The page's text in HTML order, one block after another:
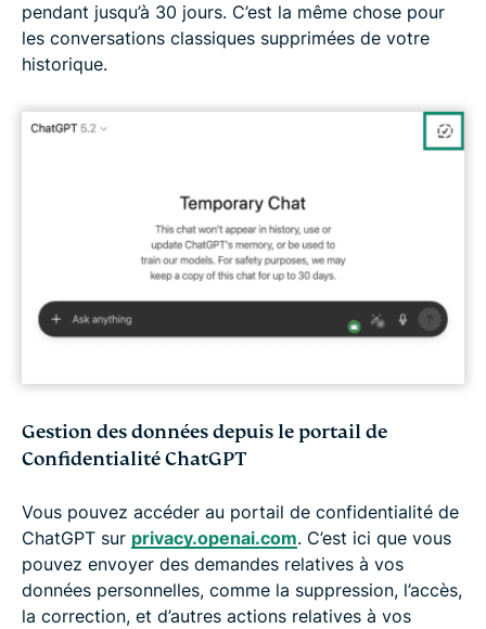
pendant jusqu’à 30 jours. C’est la même chose pour
les conversations classiques supprimées de votre
historique.
Gestion des données depuis le portail de
Confidentialité ChatGPT
Vous pouvez accéder au portail de confidentialité de
ChatGPT sur privacy.openai.com. C’est ici que vous
pouvez envoyer des demandes relatives à vos
données personnelles, comme la suppression, l’accès,
la correction, et d’autres actions relatives à vos